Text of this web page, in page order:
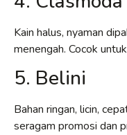
Kain halus, nyaman
menengah. Cocok
5. Belini
Bahan ringan, licin,
seragam promosi dan